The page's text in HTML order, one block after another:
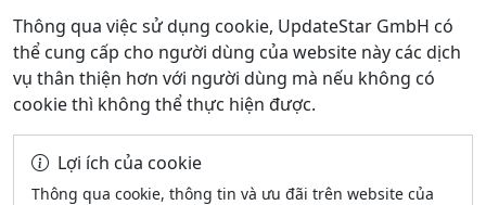
Thông qua việc sử dụng cookie, UpdateStar GmbH có
thể cung cấp cho người dùng của website này các dịch
vụ thân thiện hơn với người dùng mà nếu không có
cookie thì không thể thực hiện được.
Lợi ích của cookie
Thông qua cookie, thông tin và ưu đãi trên website của